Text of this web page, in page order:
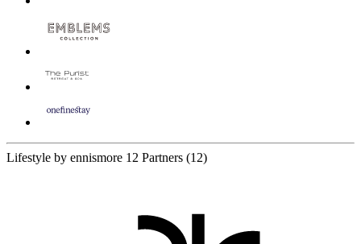
Lifestyle by ennismore 12 Partners (12)